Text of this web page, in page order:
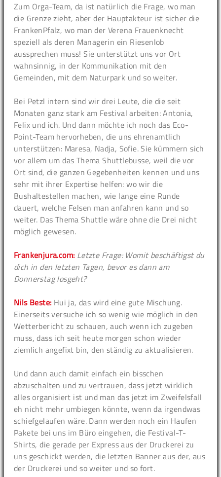
Zum Orga-Team, da ist natürlich die Frage, wo man
die Grenze zieht, aber der Hauptakteur ist sicher die
FrankenPfalz, wo man der Verena Frauenknecht
speziell als deren Managerin ein Riesenlob
aussprechen muss! Sie unterstützt uns vor Ort
wahnsinnig, in der Kommunikation mit den
Gemeinden, mit dem Naturpark und so weiter.
Bei Petzl intern sind wir drei Leute, die die seit
Monaten ganz stark am Festival arbeiten: Antonia,
Felix und ich. Und dann möchte ich noch das Eco-
Point-Team hervorheben, die uns ehrenamtlich
unterstützen: Maresa, Nadja, Sofie. Sie kümmern sich
vor allem um das Thema Shuttlebusse, weil die vor
Ort sind, die ganzen Gegebenheiten kennen und uns
sehr mit ihrer Expertise helfen: wo wir die
Bushaltestellen machen, wie lange eine Runde
dauert, welche Felsen man anfahren kann und so
weiter. Das Thema Shuttle wäre ohne die Drei nicht
möglich gewesen.
Frankenjura.com: Letzte Frage: Womit beschäftigst du
dich in den letzten Tagen, bevor es dann am
Donnerstag losgeht?
Nils Beste: Hui ja, das wird eine gute Mischung.
Einerseits versuche ich so wenig wie möglich in den
Wetterbericht zu schauen, auch wenn ich zugeben
muss, dass ich seit heute morgen schon wieder
ziemlich angefixt bin, den ständig zu aktualisieren.
Und dann auch damit einfach ein bisschen
abzuschalten und zu vertrauen, dass jetzt wirklich
alles organisiert ist und man das jetzt im Zweifelsfall
eh nicht mehr umbiegen könnte, wenn da irgendwas
schiefgelaufen wäre. Dann werden noch ein Haufen
Pakete bei uns im Büro eingehen, die Festival-T-
Shirts, die gerade per Express aus der Druckerei zu
uns geschickt werden, die letzten Banner aus der, aus
der Druckerei und so weiter und so fort.